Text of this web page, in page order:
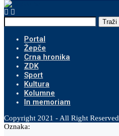
Traži
Portal
Žepče
Crna hronika
ZDK
Sport
Kultura
Kolumne
In memoriam
Copyright 2021 - All Right Reserved
Oznaka: